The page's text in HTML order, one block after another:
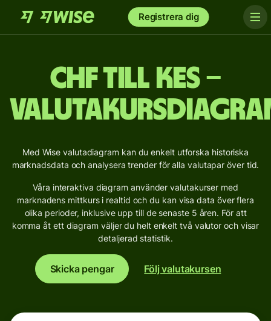
Registrera dig
CHF till KES –
Med Wise valutadiagram kan du enkelt utforska historiska
marknadsdata och analysera trender för alla valutapar över tid.
Våra interaktiva diagram använder valutakurser med
marknadens mittkurs i realtid och du kan visa data över flera
olika perioder, inklusive upp till de senaste 5 åren. För att
komma åt ett diagram väljer du helt enkelt två valutor och visar
detaljerad statistik.
Skicka pengar Följ valutakursen